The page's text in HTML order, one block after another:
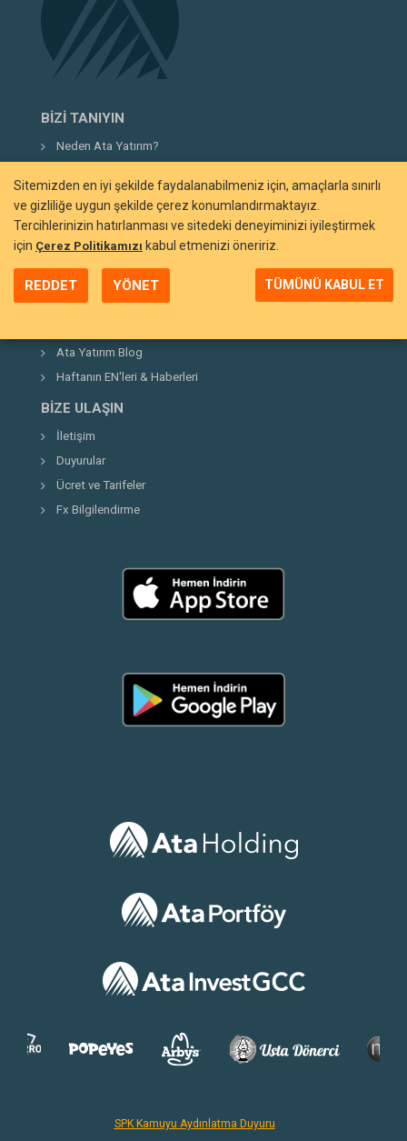
BIZI TANIYIN
Neden Ata Yatırım?
Kurucumuz
Yönetim Ekibimiz
Kariyer (İK)
Finansal Tablolar
Çerez Yönetimi
Ata Yatırım Blog
Haftanın EN'leri & Haberleri
BIZE ULAŞIN
İletişim
Duyurular
Ücret ve Tarifeler
Fx Bilgilendirme
SPK Kamuyu Aydınlatma Duyuru
Sitemizden en iyi şekilde faydalanabilmeniz için, amaçlarla sınırlı
ve gizliliğe uygun şekilde çerez konumlandırmaktayız.
Tercihlerinizin hatırlanması ve sitedeki deneyiminizi iyileştirmek
için Çerez Politikamızı kabul etmenizi öneririz.
REDDET YÖNET TÜMÜNÜ KABUL ET